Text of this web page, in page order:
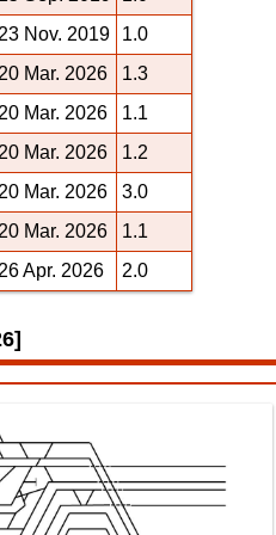
23 Nov. 2019
1.0
20 Mar. 2026
1.3
20 Mar. 2026
1.1
20 Mar. 2026
1.2
20 Mar. 2026
3.0
20 Mar. 2026
1.1
26 Apr. 2026 2.0